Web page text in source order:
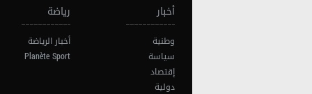
أخبار
وطنية
سياسة
إقتصاد
دولية
رياضة
أخبار الرياضة
Planète Sport